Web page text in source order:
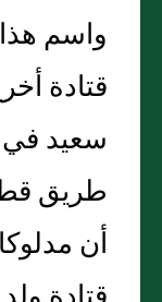
واسم
قتادة
سعيد
طريق
أن